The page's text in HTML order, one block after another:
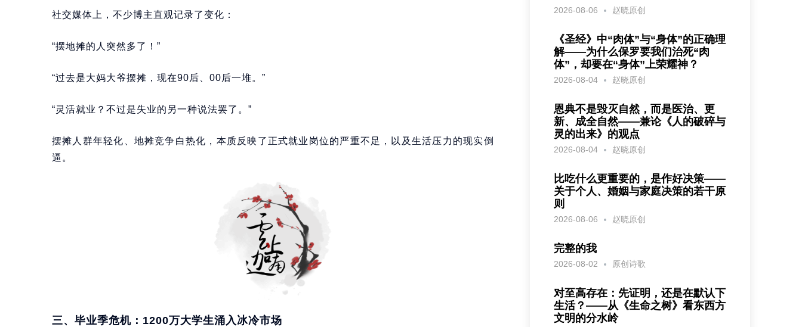
社交媒体上，不少博主直观记录了变化：
“摆地摊的人突然多了！”
“过去是大妈大爷摆摊，现在90后、00后一堆。”
“灵活就业？不过是失业的另一种说法罢了。”
摆摊人群年轻化、地摊竞争白热化，本质反映了正式就业岗位的严重不足，以及生活压力的现实倒
逼。
三、毕业季危机：1200万大学生涌入冰冷市场
2026-08-06 赵晓原创
《圣经》中“肉体”与“身体”的正确理
解——为什么保罗要我们治死“肉
体”，却要在“身体”上荣耀神？
2026-08-04 赵晓原创
恩典不是毁灭自然，而是医治、更
新、成全自然——兼论《人的破碎与
灵的出来》的观点
2026-08-04 赵晓原创
比吃什么更重要的，是作好决策——
关于个人、婚姻与家庭决策的若干原
则
2026-08-06 赵晓原创
完整的我
2026-08-02 原创诗歌
对至高存在：先证明，还是在默认下
生活？——从《生命之树》看东西方
文明的分水岭